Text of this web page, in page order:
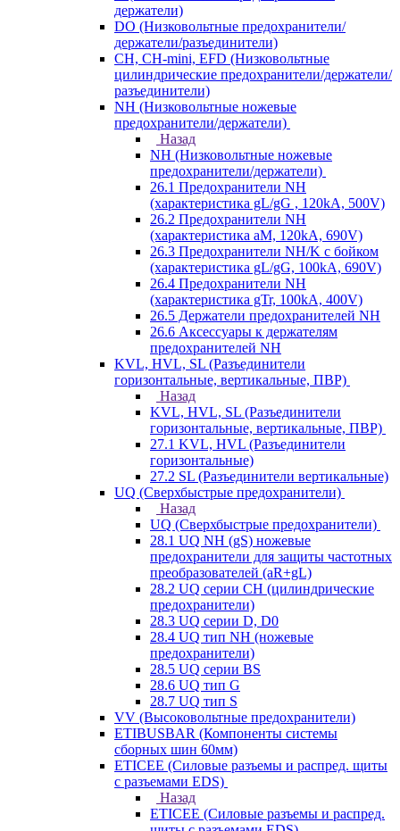
держатели)
DO (Низковольтные предохранители/
держатели/разъединители)
CH, CH-mini, EFD (Низковольтные
цилиндрические предохранители/держатели/
разъединители)
NH (Низковольтные ножевые
предохранители/держатели)
Назад
NH (Низковольтные ножевые
предохранители/держатели)
26.1 Предохранители NH
(характеристика gL/gG , 120kA, 500V)
26.2 Предохранители NH
(характеристика aM, 120kA, 690V)
26.3 Предохранители NH/K с бойком
(характеристика gL/gG, 100kA, 690V)
26.4 Предохранители NH
(характеристика gTr, 100kA, 400V)
26.5 Держатели предохранителей NH
26.6 Аксессуары к держателям
предохранителей NH
KVL, HVL, SL (Разъединители
горизонтальные, вертикальные, ПВР)
Назад
KVL, HVL, SL (Разъединители
горизонтальные, вертикальные, ПВР)
27.1 KVL, HVL (Разъединители
горизонтальные)
27.2 SL (Разъединители вертикальные)
UQ (Сверхбыстрые предохранители)
Назад
UQ (Сверхбыстрые предохранители)
28.1 UQ NH (gS) ножевые
предохранители для защиты частотных
преобразователей (aR+gL)
28.2 UQ серии CH (цилиндрические
предохранители)
28.3 UQ серии D, D0
28.4 UQ тип NH (ножевые
предохранители)
28.5 UQ серии BS
28.6 UQ тип G
28.7 UQ тип S
VV (Высоковольтные предохранители)
ETIBUSBAR (Компоненты системы
сборных шин 60мм)
ETICEE (Силовые разъемы и распред. щиты
с разъемами EDS)
Назад
ETICEE (Силовые разъемы и распред.